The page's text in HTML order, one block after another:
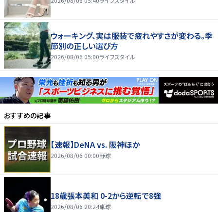
ウォーキング、実は服装で疲れやすさが変わる。季
節別の正しい選び方
2026/08/06 05:00ライフスタイル
おすすめの記事
【速報】DeNA vs. 阪神ほか
2026/08/06 00:00野球
18歳張本美和 0-2から逆転で8強
2026/08/06 20:24卓球